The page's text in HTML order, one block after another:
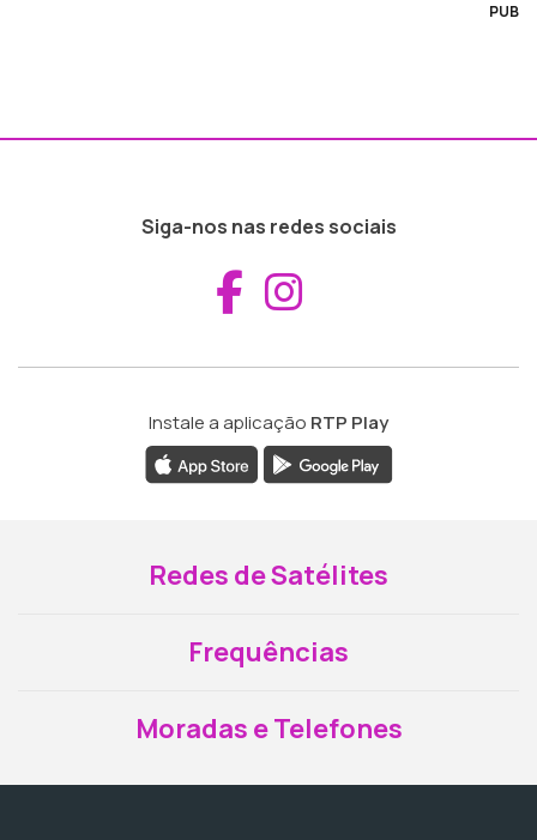
PUB
Siga-nos nas redes sociais
Aceder ao
Instale a aplicação RTP Play
Redes de Satélites
Frequências
Moradas e Telefones